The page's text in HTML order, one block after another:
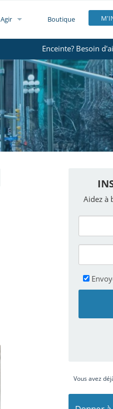
Agir Boutique
Enceinte? Besoin
Aidez à
Vous avez